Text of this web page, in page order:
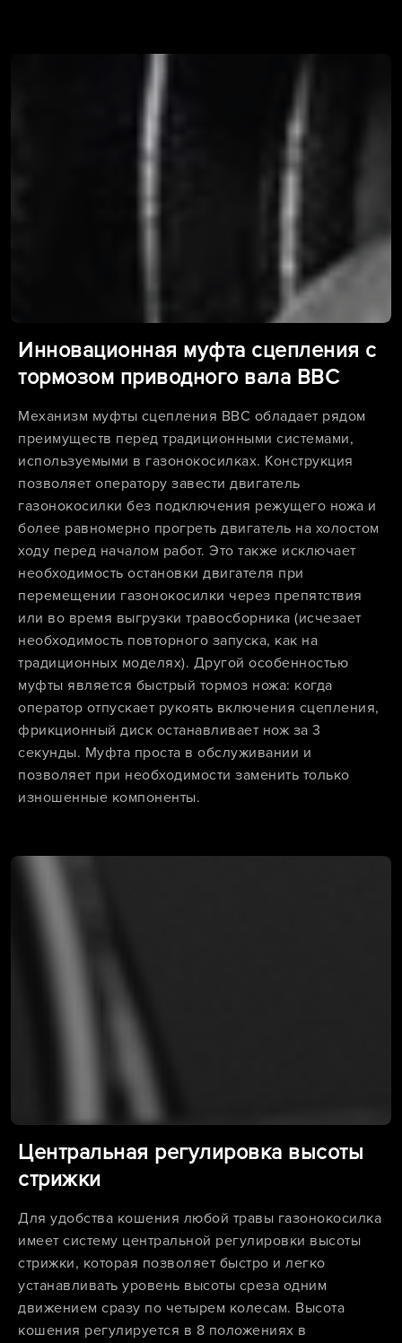
Инновационная муфта сцепления с
тормозом приводного вала BBC
Механизм муфты сцепления BBC обладает рядом
преимуществ перед традиционными системами,
используемыми в газонокосилках. Конструкция
позволяет оператору завести двигатель
газонокосилки без подключения режущего ножа и
более равномерно прогреть двигатель на холостом
ходу перед началом работ. Это также исключает
необходимость остановки двигателя при
перемещении газонокосилки через препятствия
или во время выгрузки травосборника (исчезает
необходимость повторного запуска, как на
традиционных моделях). Другой особенностью
муфты является быстрый тормоз ножа: когда
оператор отпускает рукоять включения сцепления,
фрикционный диск останавливает нож за 3
секунды. Муфта проста в обслуживании и
позволяет при необходимости заменить только
изношенные компоненты.
Центральная регулировка высоты
стрижки
Для удобства кошения любой травы газонокосилка
имеет систему центральной регулировки высоты
стрижки, которая позволяет быстро и легко
устанавливать уровень высоты среза одним
движением сразу по четырем колесам. Высота
кошения регулируется в 8 положениях в